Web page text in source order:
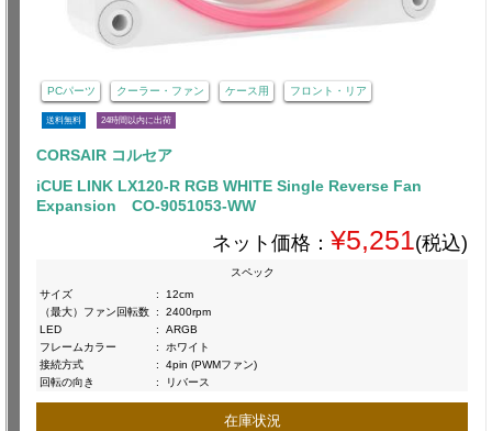
PCパーツ クーラー・ファン ケース用 フロント・リア
送料無料 24時間以内に出荷
CORSAIR コルセア
iCUE LINK LX120-R RGB WHITE Single Reverse Fan
Expansion CO-9051053-WW
ネット価格： ¥5,251(税込)
スペック
サイズ
:
12cm
（最大）ファン回転数 :
2400rpm
LED
:
ARGB
フレームカラー
:
ホワイト
接続方式
:
4pin (PWMファン)
回転の向き
: リバース
在庫状況